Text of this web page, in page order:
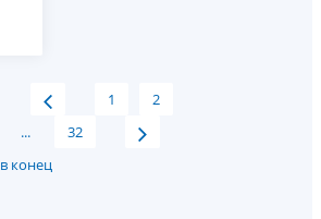
1
2
...
32
в конец